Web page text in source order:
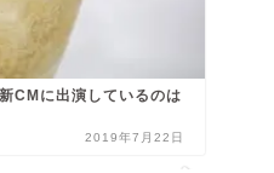
CMに出演しているのは
2019年7月22日